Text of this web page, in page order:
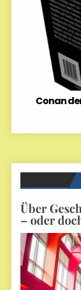
Conan
Über
– oder